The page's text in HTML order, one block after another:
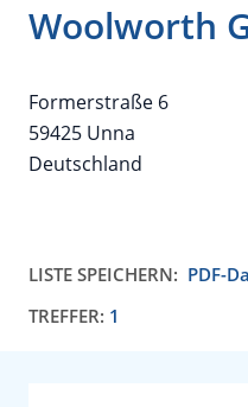
Woolworth
Formerstraße 6
59425 Unna
Deutschland
LISTE SPEICHERN: PDF-
TREFFER: 1